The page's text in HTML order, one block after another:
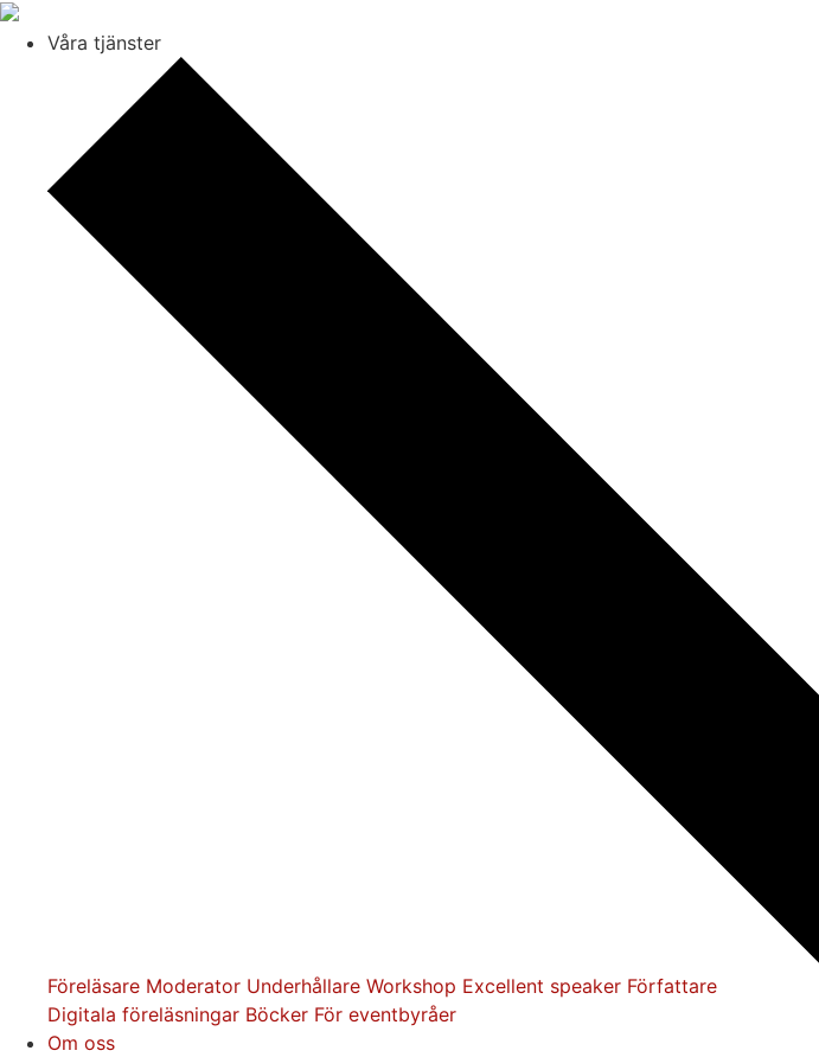
Våra tjänster
Föreläsare Moderator Underhållare Workshop Excellent speaker Författare
Digitala föreläsningar Böcker För eventbyråer
Om oss